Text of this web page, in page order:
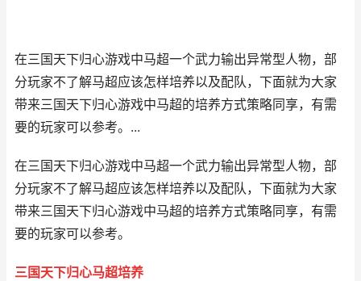
在三国天下归心游戏中马超一个武力输出异常型人物，部
分玩家不了解马超应该怎样培养以及配队，下面就为大家
带来三国天下归心游戏中马超的培养方式策略同享，有需
要的玩家可以参考。...
在三国天下归心游戏中马超一个武力输出异常型人物，部
分玩家不了解马超应该怎样培养以及配队，下面就为大家
带来三国天下归心游戏中马超的培养方式策略同享，有需
要的玩家可以参考。
三国天下归心马超培养